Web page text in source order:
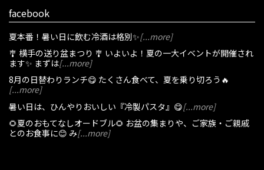
facebook
夏本番！暑い日に飲む冷酒は格別✨[...more]
🎐 横手の送り盆まつり 🎐 いよいよ！夏の一大イベントが開催され
ます✨ まずは[...more]
8月の日替わりランチ😋 たくさん食べて、夏を乗り切ろう🔥
[...more]
暑い日は、ひんやりおいしい『冷製パスタ』😋[...more]
🌻夏のおもてなしオードブル🌻 お盆の集まりや、ご家族・ご親戚
とのお食事に😊 み[...more]